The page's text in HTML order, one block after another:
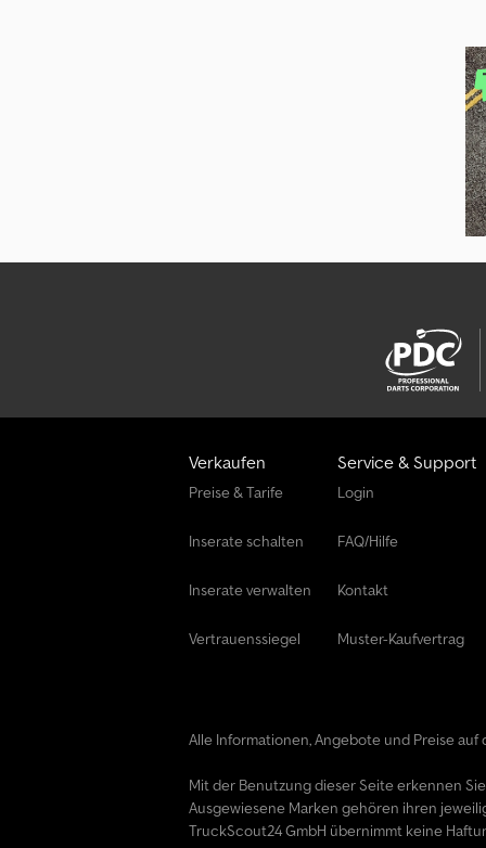
Verkaufen
Preise & Tarife
Inserate schalten
Inserate verwalten
Vertrauenssiegel
Service & Support
Login
FAQ/Hilfe
Kontakt
Muster-Kaufvertrag
Alle Informationen, Angebote und Preise
Mit der Benutzung dieser Seite erkennen
Ausgewiesene Marken gehören ihren
TruckScout24 GmbH übernimmt keine